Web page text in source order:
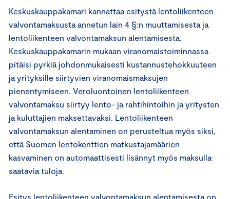
Keskuskauppakamari kannattaa esitystä lentoliikenteen
valvontamaksusta annetun lain 4 §:n muuttamisesta ja
lentoliikenteen valvontamaksun alentamisesta.
Keskuskauppakamarin mukaan viranomaistoiminnassa
pitäisi pyrkiä johdonmukaisesti kustannustehokkuuteen
ja yrityksille siirtyvien viranomaismaksujen
pienentymiseen. Veroluontoinen lentoliikenteen
valvontamaksu siirtyy lento- ja rahtihintoihin ja yritysten
ja kuluttajien maksettavaksi. Lentoliikenteen
valvontamaksun alentaminen on perusteltua myös siksi,
että Suomen lentokenttien matkustajamäärien
kasvaminen on automaattisesti lisännyt myös maksulla
saatavia tuloja.
Esitys lentoliikenteen valvontamaksun alentamisesta on